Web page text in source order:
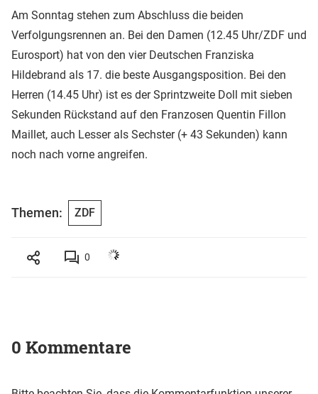
Am Sonntag stehen zum Abschluss die beiden
Verfolgungsrennen an. Bei den Damen (12.45 Uhr/ZDF und
Eurosport) hat von den vier Deutschen Franziska
Hildebrand als 17. die beste Ausgangsposition. Bei den
Herren (14.45 Uhr) ist es der Sprintzweite Doll mit sieben
Sekunden Rückstand auf den Franzosen Quentin Fillon
Maillet, auch Lesser als Sechster (+ 43 Sekunden) kann
noch nach vorne angreifen.
Themen: ZDF
0
0 Kommentare